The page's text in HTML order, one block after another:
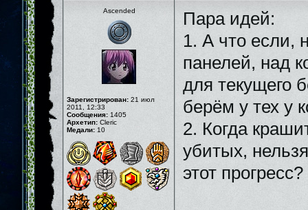
Ascended
Зарегистрирован: 21 июл
2011, 12:33
Сообщения: 1405
Архетип: Cleric
Медали: 10
Пара идей:
1. А что если,
панелей, над
для текущего
берём у тех у
2. Когда
убитых,
этот прогресс?